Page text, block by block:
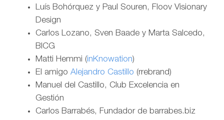
Luís Bohórquez y Paul Souren, Floov Visionary
Design
Carlos Lozano, Sven Baade y Marta Salcedo,
BICG
Matti Hemmi (inKnowation)
El amigoAlejandro Castillo (rrebrand)
Manuel del Castillo, Club Excelencia en
Gestión
Carlos Barrabés, Fundador de barrabes.biz